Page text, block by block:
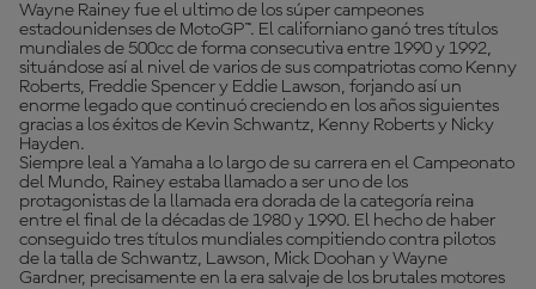
Wayne Rainey fue el ultimo de los súper campeones
estadounidenses de MotoGP™. El californiano ganó tres títulos
mundiales de 500cc de forma consecutiva entre 1990 y 1992,
situándose así al nivel de varios de sus compatriotas como Kenny
Roberts, Freddie Spencer y Eddie Lawson, forjando así un
enorme legado que continuó creciendo en los años siguientes
gracias a los éxitos de Kevin Schwantz, Kenny Roberts y Nicky
Hayden.
Siempre leal a Yamaha a lo largo de su carrera en el Campeonato
del Mundo, Rainey estaba llamado a ser uno de los
protagonistas de la llamada era dorada de la categoría reina
entre el final de la décadas de 1980 y 1990. El hecho de haber
conseguido tres títulos mundiales compitiendo contra pilotos
de la talla de Schwantz, Lawson, Mick Doohan y Wayne
Gardner, precisamente en la era salvaje de los brutales motores